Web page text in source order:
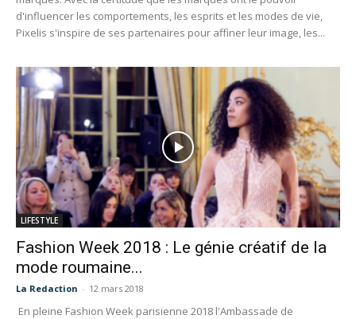
d'influencer les comportements, les esprits et les modes de vie,
Pixelis s'inspire de ses partenaires pour affiner leur image, les...
LIFESTYLE
Fashion Week 2018 : Le génie créatif de la
mode roumaine...
La Redaction - 12 mars 2018
En pleine Fashion Week parisienne 2018 l'Ambassade de